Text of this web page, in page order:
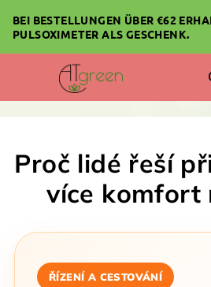
Inhalt
springen
BEI BESTELLUNGEN ÜBER €62
PULSOXIMETER ALS GESCHENK.
Proč lidé řeší
více komfort
ŘÍZENÍ A CESTOVÁNÍ